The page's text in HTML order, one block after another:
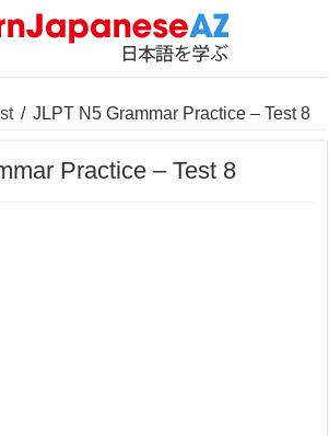
/ JLPT N5 Grammar Practice – Test 8
Practice – Test 8